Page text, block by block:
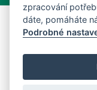
zpracování
dáte, pomáháte
Podrobné